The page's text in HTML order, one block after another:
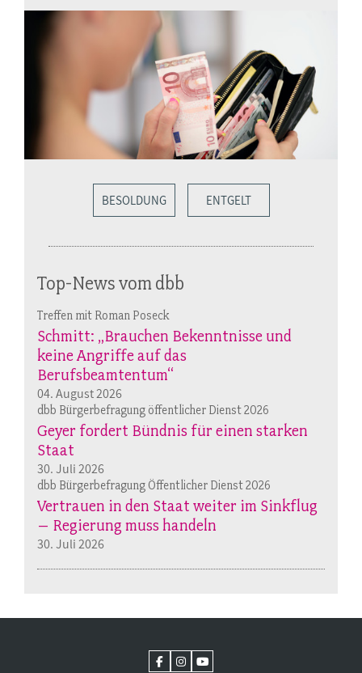
BESOLDUNG ENTGELT
Top-News vom dbb
Treffen mit Roman Poseck
Schmitt: „Brauchen Bekenntnisse und
keine Angriffe auf das
Berufsbeamtentum“
04. August 2026
dbb Bürgerbefragung öffentlicher Dienst 2026
Geyer fordert Bündnis für einen starken
Staat
30. Juli 2026
dbb Bürgerbefragung Öffentlicher Dienst 2026
Vertrauen in den Staat weiter im Sinkflug
– Regierung muss handeln
30. Juli 2026